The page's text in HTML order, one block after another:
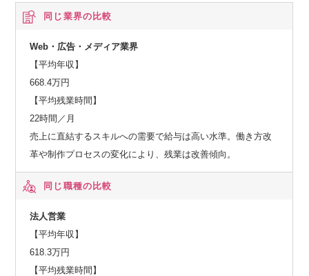
同じ業界の比較
Web・広告・メディア業界
【平均年収】
668.4万円
【平均残業時間】
22時間／月
売上に直結するスキルへの需要で給与は高い水準。働き方改
革や制作プロセスの変化により、残業は改善傾向。
同じ職種の比較
法人営業
【平均年収】
618.3万円
【平均残業時間】